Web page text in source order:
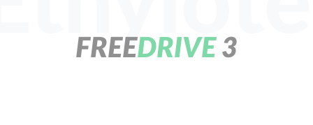
FREEDRIVE 3